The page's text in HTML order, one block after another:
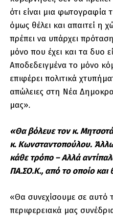
ότι είναι μια φωτογραφία
όμως θέλει και απαιτεί η
πρέπει να υπάρχει
μόνο που έχει και τα δυο
Αποδεδειγμένα το μόνο
επιφέρει πολιτικά
απώλειες στη Νέα
μας».
«Θα βόλευε τον κ.
κ. Κωνσταντοπούλου.
κάθε τρόπο – Αλλά
ΠΑ.ΣΟ.Κ., από το οποίο και
«Θα συνεχίσουμε σε αυτό
περιφερειακά μας